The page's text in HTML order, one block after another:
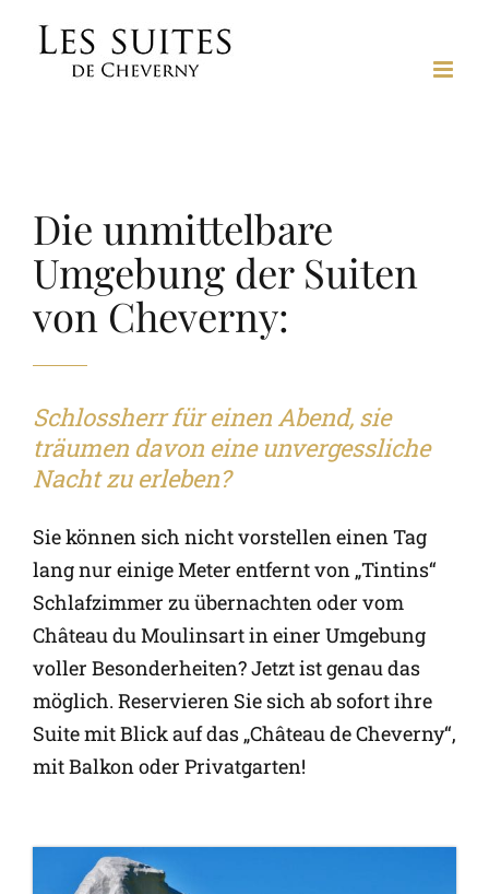
Die unmittelbare
Umgebung der Suiten
von Cheverny:
Schlossherr für einen Abend, sie
träumen davon eine unvergessliche
Nacht zu erleben?
Sie können sich nicht vorstellen einen Tag
lang nur einige Meter entfernt von „Tintins“
Schlafzimmer zu übernachten oder vom
Château du Moulinsart in einer Umgebung
voller Besonderheiten? Jetzt ist genau das
möglich. Reservieren Sie sich ab sofort ihre
Suite mit Blick auf das „Château de Cheverny“,
mit Balkon oder Privatgarten!